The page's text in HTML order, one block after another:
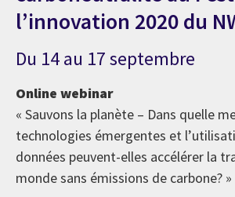
l’innovation 2020 du
Du 14 au 17 septembre
Online webinar
« Sauvons la planète – Dans quelle
technologies émergentes et
données peuvent-elles accélérer la
monde sans émissions de carbone? »